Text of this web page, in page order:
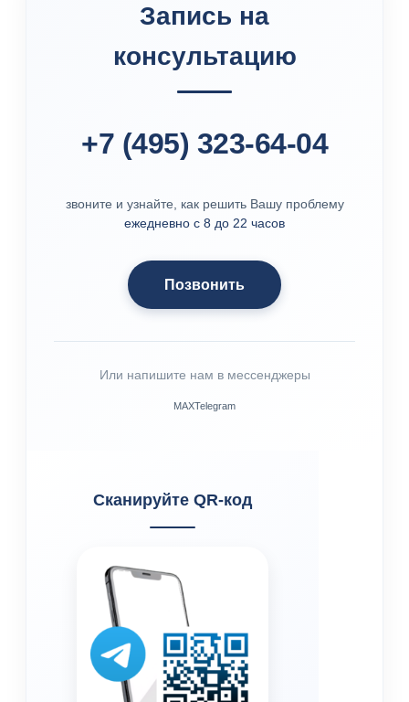
Запись на
консультацию
+7 (495) 323-64-04
звоните и узнайте, как решить Вашу проблему
ежедневно с 8 до 22 часов
Позвонить
Или напишите нам в мессенджеры
МАХTelegram
Сканируйте QR-код